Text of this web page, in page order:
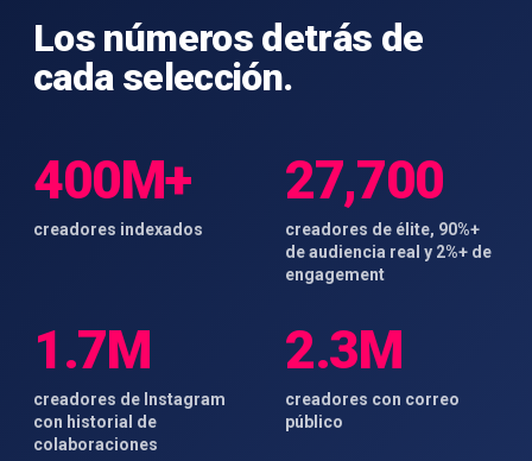
Los números detrás de
cada selección.
400M+
creadores indexados
27,700
creadores de élite, 90%+
de audiencia real y 2%+ de
engagement
1.7M
creadores de Instagram
con historial de
colaboraciones
2.3M
creadores con correo
público